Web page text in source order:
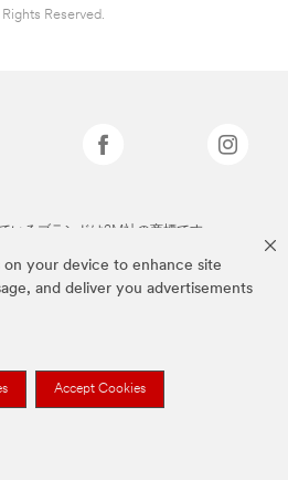
on your device to enhance site
and deliver you advertisements
Accept Cookies
Reserved.
いるブランドは3M社の商標です。